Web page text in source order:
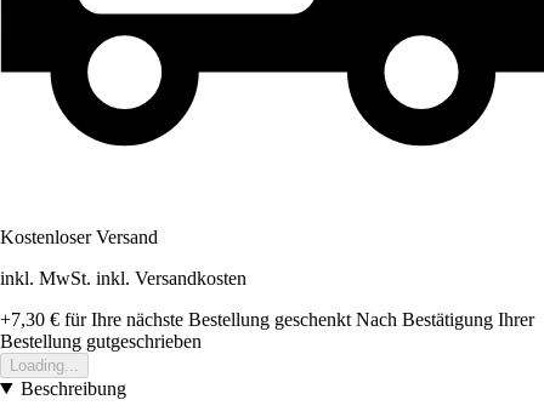
Kostenloser Versand
inkl. MwSt. inkl. Versandkosten
+7,30 € für Ihre nächste Bestellung geschenkt Nach Bestätigung Ihrer
Bestellung gutgeschrieben
Loading...
Beschreibung